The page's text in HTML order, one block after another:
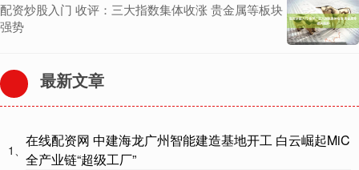
配资炒股入门 收评：三大指数集体收涨 贵金属等板块
强势
最新文章
1、
在线配资网 中建海龙广州智能建造基地开工 白云崛起MiC
全产业链“超级工厂”